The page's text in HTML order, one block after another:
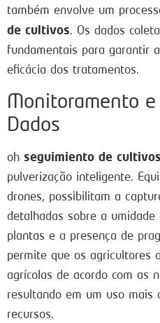
também envolve um
de cultivos. Os dados
fundamentais para garantir
eficácia dos tratamentos.
Monitoramento
Dados
oh seguimiento de cultivos
pulverização inteligente.
drones, possibilitam a
detalhadas sobre a
plantas e a presença de
permite que os agricultores
agrícolas de acordo com as
resultando em um uso mais
recursos.